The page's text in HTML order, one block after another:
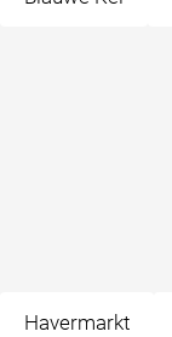
Havermarkt